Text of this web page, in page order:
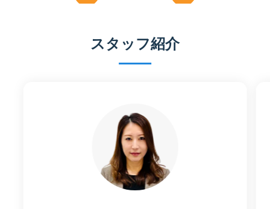
スタッフ紹介